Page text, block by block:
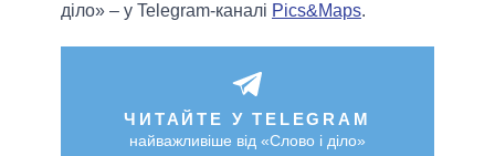
діло» – у Telegram-каналі Pics&Maps.
ЧИТАЙТЕ У TELEGRAM
найважливіше від «Слово і діло»